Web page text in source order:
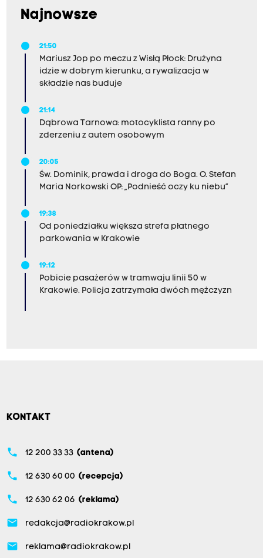
Najnowsze
21:50
Mariusz Jop po meczu z Wisłą Płock: Drużyna
idzie w dobrym kierunku, a rywalizacja w
składzie nas buduje
21:14
Dąbrowa Tarnowa: motocyklista ranny po
zderzeniu z autem osobowym
20:05
Św. Dominik, prawda i droga do Boga. O. Stefan
Maria Norkowski OP: „Podnieść oczy ku niebu”
19:38
Od poniedziałku większa strefa płatnego
parkowania w Krakowie
19:12
Pobicie pasażerów w tramwaju linii 50 w
Krakowie. Policja zatrzymała dwóch mężczyzn
KONTAKT
phone 12 200 33 33 (antena)
phone 12 630 60 00 (recepcja)
phone 12 630 62 06 (reklama)
email redakcja@radiokrakow.pl
email reklama@radiokrakow.pl